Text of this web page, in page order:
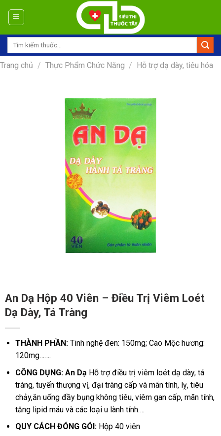
Tìm
Trang chủ / Thực Phẩm Chức Năng / Hỗ trợ dạ dày, tiêu hóa
An Dạ Hộp 40 Viên – Điều Trị Viêm Loét
Dạ Dày, Tá Tràng
THÀNH PHẦN: Tinh nghệ đen: 150mg; Cao Mộc hương:
120mg…….
CÔNG DỤNG: An Dạ Hỗ trợ điều trị viêm loét dạ dày, tá
tràng, tuyến thượng vị, đại tràng cấp và mãn tính, lỵ, tiêu
chảy,ăn uống đầy bụng không tiêu, viêm gan cấp, mãn tính,
tăng lipid máu và các loại u lành tính….
QUY CÁCH ĐÓNG GÓI: Hộp 40 viên